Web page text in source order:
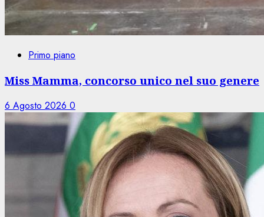
Primo piano
Miss Mamma, concorso unico nel suo genere
6 Agosto 2026 0